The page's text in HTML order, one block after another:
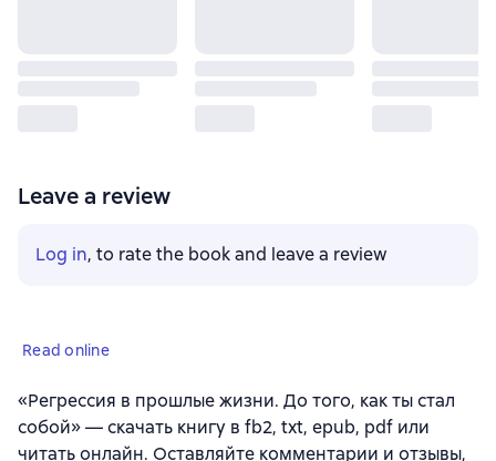
Leave a review
Log in, to rate the book and leave a review
Read online
«Регрессия в прошлые жизни. До того, как ты стал
собой» — скачать книгу в fb2, txt, epub, pdf или
читать онлайн. Оставляйте комментарии и отзывы,